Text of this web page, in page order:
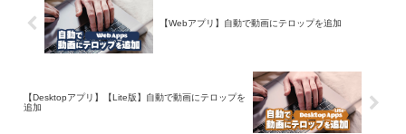
【Webアプリ】自動で動画にテロップを追加
【Desktopアプリ】【Lite版】自動で動画にテロップを
追加